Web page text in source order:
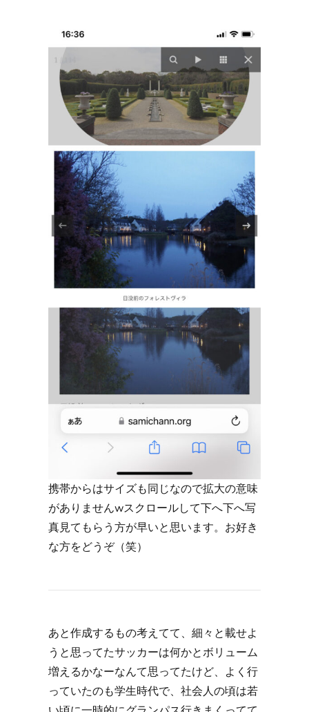
携帯からはサイズも同じなので拡大の意味
がありませんwスクロールして下へ下へ写
真見てもらう方が早いと思います。お好き
な方をどうぞ（笑）
あと作成するもの考えてて、細々と載せよ
うと思ってたサッカーは何かとボリューム
増えるかなーなんて思ってたけど、よく行
っていたのも学生時代で、社会人の頃は若